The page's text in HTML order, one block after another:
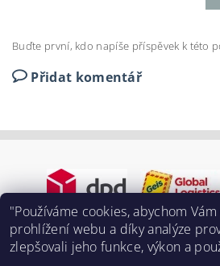
Buďte první, kdo napíše příspěvek k této
Přidat komentář
"Používáme cookies, abychom
prohlížení webu a díky analýze
zlepšovali jeho funkce, výkon a